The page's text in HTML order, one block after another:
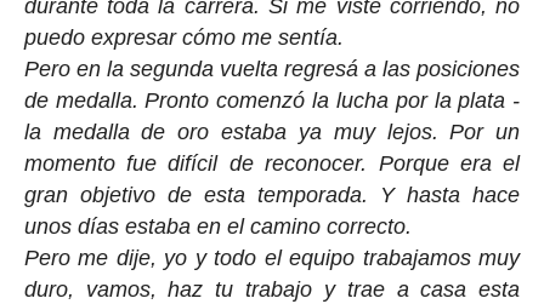
durante toda la carrera. Si me viste corriendo, no
puedo expresar cómo me sentía.
Pero en la segunda vuelta regresá a las posiciones
de medalla. Pronto comenzó la lucha por la plata -
la medalla de oro estaba ya muy lejos. Por un
momento fue difícil de reconocer. Porque era el
gran objetivo de esta temporada. Y hasta hace
unos días estaba en el camino correcto.
Pero me dije, yo y todo el equipo trabajamos muy
duro, vamos, haz tu trabajo y trae a casa esta